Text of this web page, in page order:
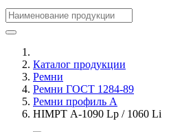
Каталог продукции
Ремни
Ремни ГОСТ 1284-89
Ремни профиль А
HIMPT А-1090 Lp / 1060 Li